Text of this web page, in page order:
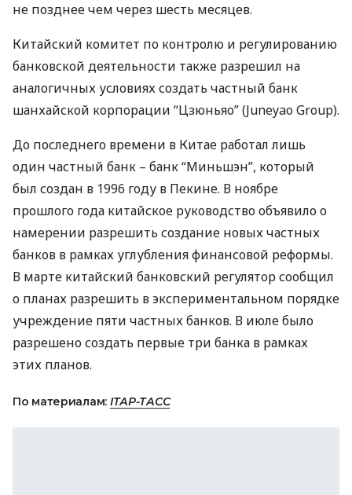
не позднее чем через шесть месяцев.
Китайский комитет по контролю и регулированию
банковской деятельности также разрешил на
аналогичных условиях создать частный банк
шанхайской корпорации “Цзюньяо” (Juneyao Group).
До последнего времени в Китае работал лишь
один частный банк – банк “Миньшэн”, который
был создан в 1996 году в Пекине. В ноябре
прошлого года китайское руководство объявило о
намерении разрешить создание новых частных
банков в рамках углубления финансовой реформы.
В марте китайский банковский регулятор сообщил
о планах разрешить в экспериментальном порядке
учреждение пяти частных банков. В июле было
разрешено создать первые три банка в рамках
этих планов.
По материалам: ІТАР-ТАСС